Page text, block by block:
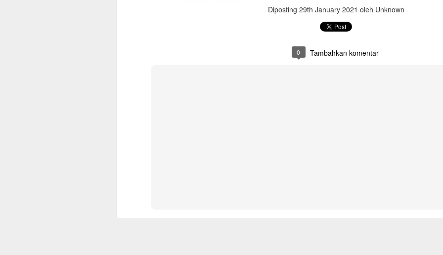
Diposting 29th January 2021 oleh Unknown
0 Tambahkan komentar